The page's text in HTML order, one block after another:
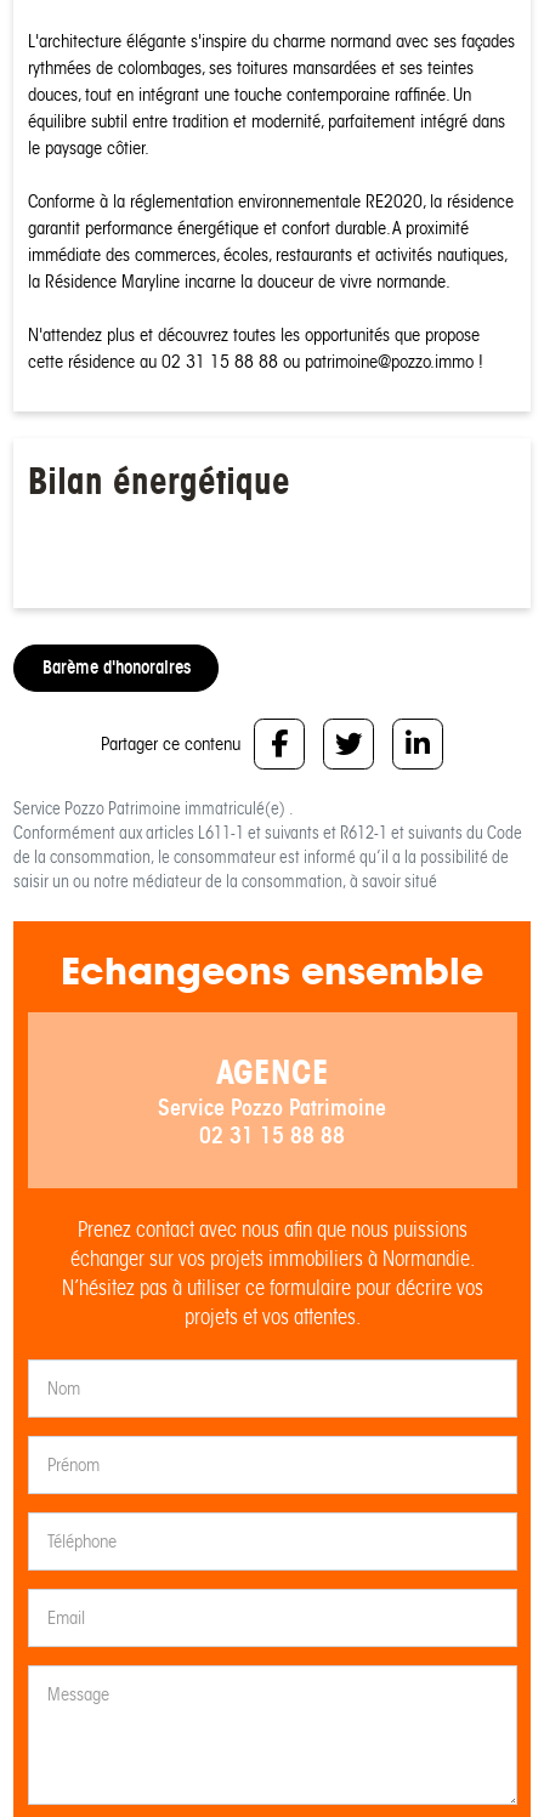
L'architecture élégante s'inspire du charme normand avec ses façades
rythmées de colombages, ses toitures mansardées et ses teintes
douces, tout en intégrant une touche contemporaine raffinée. Un
équilibre subtil entre tradition et modernité, parfaitement intégré dans
le paysage côtier.
Conforme à la réglementation environnementale RE2020, la résidence
garantit performance énergétique et confort durable. A proximité
immédiate des commerces, écoles, restaurants et activités nautiques,
la Résidence Maryline incarne la douceur de vivre normande.
N'attendez plus et découvrez toutes les opportunités que propose
cette résidence au 02 31 15 88 88 ou patrimoine@pozzo.immo !
Bilan énergétique
Barème d'honoraires
Partager ce contenu
Service Pozzo Patrimoine immatriculé(e) .
Conformément aux articles L611-1 et suivants et R612-1 et suivants du Code
de la consommation, le consommateur est informé qu’il a la possibilité de
saisir un ou notre médiateur de la consommation, à savoir situé
Echangeons ensemble
AGENCE
Service Pozzo Patrimoine
02 31 15 88 88
Prenez contact avec nous afin que nous puissions
échanger sur vos projets immobiliers à Normandie.
N’hésitez pas à utiliser ce formulaire pour décrire vos
projets et vos attentes.